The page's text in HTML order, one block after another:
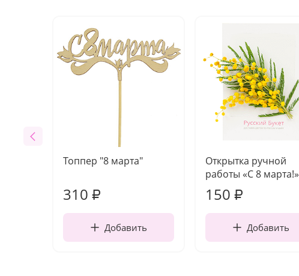
Топпер "8 марта"
310 ₽
Добавить
Открытка ручной
работы «С 8 марта!»
150 ₽
Добавить